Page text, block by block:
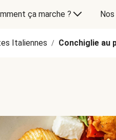
ça marche ?
Italiennes / Conchiglie au